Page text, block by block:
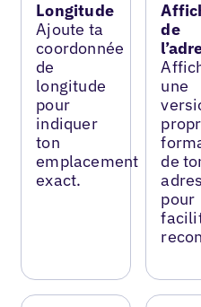
Longitude
Ajoute ta
coordonnée
de
longitude
pour
indiquer
ton
emplacement
exact.
de
une
de
pour